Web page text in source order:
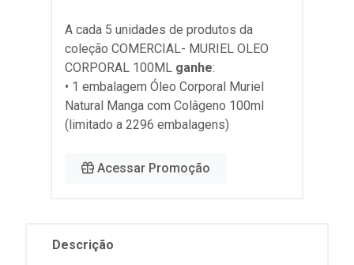
A cada 5 unidades de produtos da
coleção COMERCIAL- MURIEL OLEO
CORPORAL 100ML ganhe:
• 1 embalagem Óleo Corporal Muriel
Natural Manga com Colâgeno 100ml
(limitado a 2296 embalagens)
Acessar Promoção
Descrição